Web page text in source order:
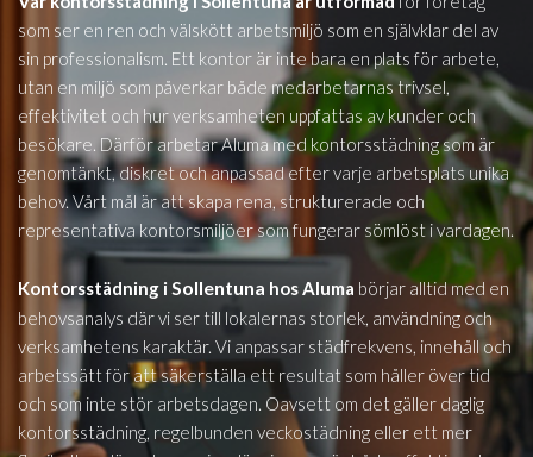
som ser en ren och välskött arbetsmiljö som en självklar del av
sin professionalism. Ett kontor är inte bara en plats för arbete,
utan en miljö som påverkar både medarbetarnas trivsel,
effektivitet och hur verksamheten uppfattas av kunder och
besökare. Därför arbetar Aluma med kontorsstädning som är
genomtänkt, diskret och anpassad efter varje arbetsplats unika
behov. Vårt mål är att skapa rena, strukturerade och
representativa kontorsmiljöer som fungerar sömlöst i vardagen.
Kontorsstädning i Sollentuna hos Aluma börjar alltid med en
behovsanalys där vi ser till lokalernas storlek, användning och
verksamhetens karaktär. Vi anpassar städfrekvens, innehåll och
arbetssätt för att säkerställa ett resultat som håller över tid
och som inte stör arbetsdagen. Oavsett om det gäller daglig
kontorsstädning, regelbunden veckostädning eller ett mer